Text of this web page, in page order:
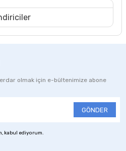
olmak için e-bültenimize abone
GÖNDER
kabul ediyorum.